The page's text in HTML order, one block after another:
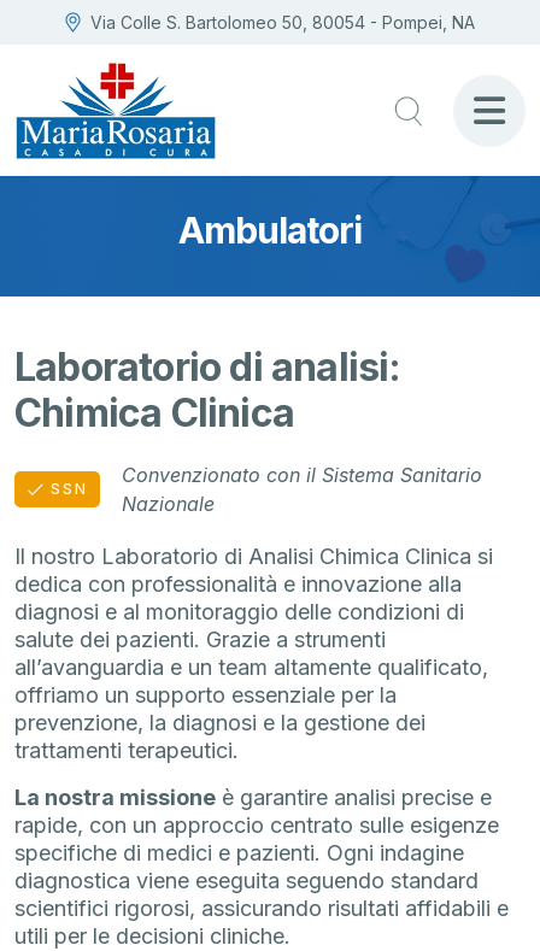
Via Colle S. Bartolomeo 50, 80054 - Pompei, NA
Ambulatori
Laboratorio di analisi:
Chimica Clinica
SSN
Convenzionato con il Sistema Sanitario
Nazionale
Il nostro Laboratorio di Analisi Chimica Clinica si
dedica con professionalità e innovazione alla
diagnosi e al monitoraggio delle condizioni di
salute dei pazienti. Grazie a strumenti
all’avanguardia e un team altamente qualificato,
offriamo un supporto essenziale per la
prevenzione, la diagnosi e la gestione dei
trattamenti terapeutici.
La nostra missione è garantire analisi precise e
rapide, con un approccio centrato sulle esigenze
specifiche di medici e pazienti. Ogni indagine
diagnostica viene eseguita seguendo standard
scientifici rigorosi, assicurando risultati affidabili e
utili per le decisioni cliniche.